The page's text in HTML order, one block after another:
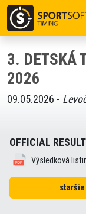
3. DETSKÁ
2026
09.05.2026 -
OFFICIAL
Výsledková